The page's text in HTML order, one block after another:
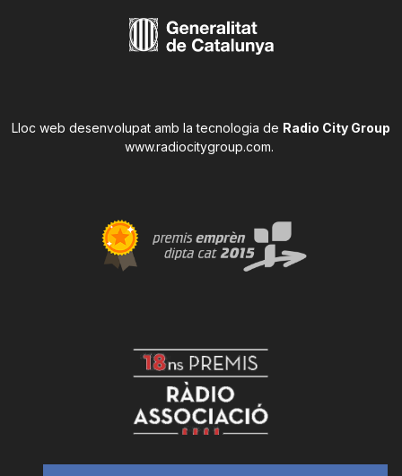
Lloc web desenvolupat amb la tecnologia de Radio City Group
www.radiocitygroup.com.